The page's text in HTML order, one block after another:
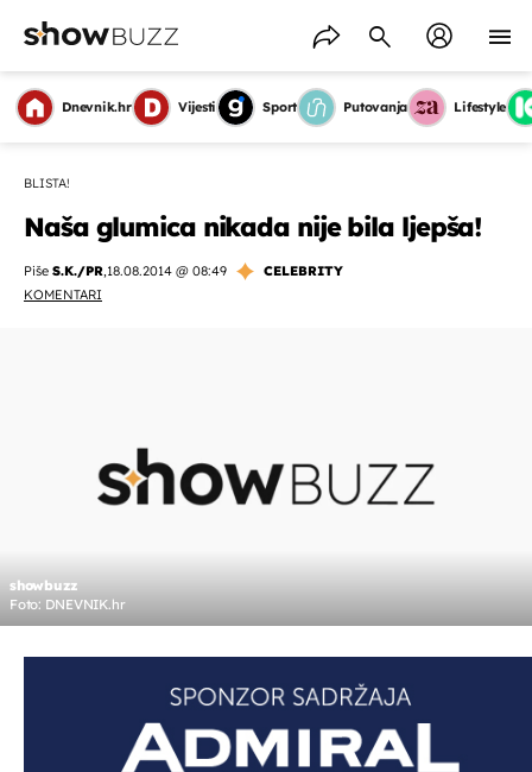
Dnevnik.hr Vijesti Sport Putovanja Lifestyle
BLISTA!
Naša glumica nikada nije bila ljepša!
Piše S.K./PR,18.08.2014 @ 08:49
CELEBRITY
KOMENTARI
showbuzz
Foto: DNEVNIK.hr
OMOGUĆI OBAVIJESTI